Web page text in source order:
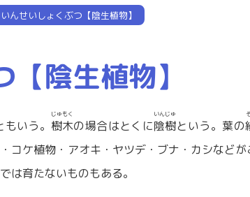
いんせいしょくぶつ【陰生植物】
陰生植物】
いう。 樹木
じゅもく
の場合はとくに陰樹
いんじゅ
という。葉の
コケ植物・アオキ・ヤツデ・ブナ・カシなどが
は育たないものもある。